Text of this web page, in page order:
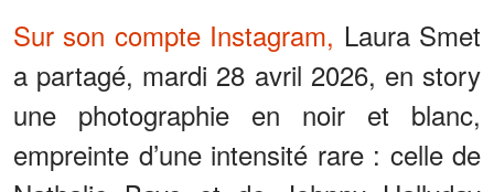
Sur son compte Instagram, Laura Smet
a partagé, mardi 28 avril 2026, en story
une photographie en noir et blanc,
empreinte d’une intensité rare : celle de